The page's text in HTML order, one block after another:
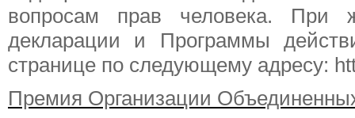
вопросам прав человека. При
декларации и Программы
странице по следующему адресу:
Премия Организации